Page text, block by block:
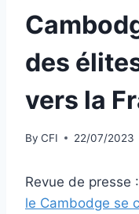
des
vers la
By CFI 22/07/2023
Revue de presse :
le Cambodge se